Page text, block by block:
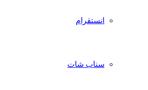
انستقرام
سناب شات